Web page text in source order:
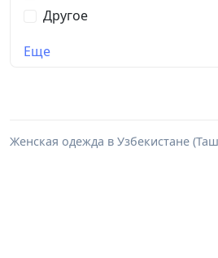
Другое
Еще
Женская одежда в Узбекистане